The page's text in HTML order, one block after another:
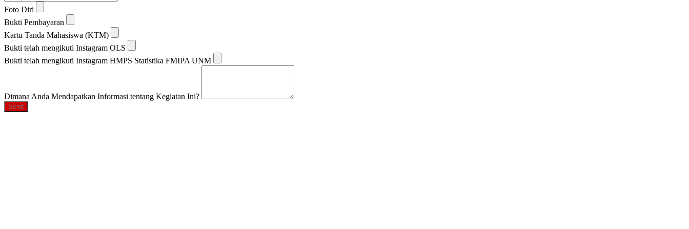
Foto Diri
Bukti Pembayaran
Kartu Tanda Mahasiswa (KTM)
Bukti telah mengikuti Instagram OLS
Bukti telah mengikuti Instagram HMPS Statistika FMIPA UNM
Dimana Anda Mendapatkan Informasi tentang Kegiatan Ini?
Send